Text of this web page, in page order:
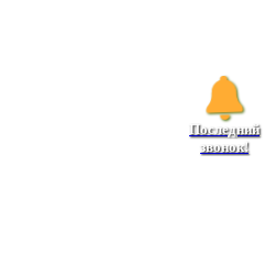
Последний
звонок!